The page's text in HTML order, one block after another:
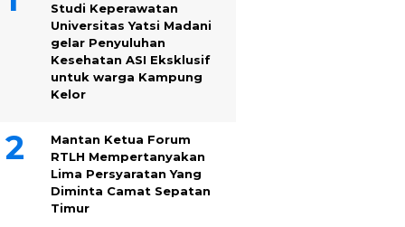
Studi Keperawatan
Universitas Yatsi Madani
gelar Penyuluhan
Kesehatan ASI Eksklusif
untuk warga Kampung
‎Kelor
Mantan Ketua Forum
RTLH Mempertanyakan
Lima Persyaratan Yang
Diminta Camat Sepatan
Timur